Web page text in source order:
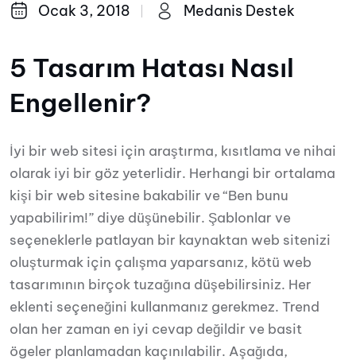
Ocak 3, 2018 Medanis Destek
5 Tasarım Hatası Nasıl
Engellenir?
İyi bir web sitesi için araştırma, kısıtlama ve nihai
olarak iyi bir göz yeterlidir. Herhangi bir ortalama
kişi bir web sitesine bakabilir ve “Ben bunu
yapabilirim!” diye düşünebilir. Şablonlar ve
seçeneklerle patlayan bir kaynaktan web sitenizi
oluşturmak için çalışma yaparsanız, kötü web
tasarımının birçok tuzağına düşebilirsiniz. Her
eklenti seçeneğini kullanmanız gerekmez. Trend
olan her zaman en iyi cevap değildir ve basit
ögeler planlamadan kaçınılabilir. Aşağıda,